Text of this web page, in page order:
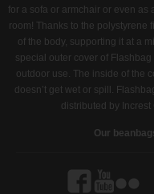
for a sofa or armchair or even as
room! Thanks to the polystyrene
of the body, supporting it at a
special outer cover of
outdoor use. The inside of the
doesn’t get wet or spill.
distributed by Increst
Our